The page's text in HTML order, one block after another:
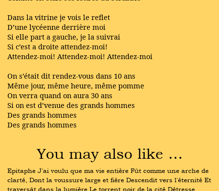
Dans la vitrine je vois le reflet
D’une lycéenne derrière moi
Si elle part a gauche, je la suivrai
Si c’est a droite attendez-moi!
Attendez-moi! Attendez-moi! Attendez-moi
On s’était dit rendez-vous dans 10 ans
Même jour, même heure, même pomme
On verra quand on aura 30 ans
Si on est d’venue des grands hommes
Des grands hommes
Des grands hommes
You may also like …
Epitaphe J'ai voulu que ma vie entière Fût comme une arche de
clarté, Dont la voussure large et fière Descendit vers l'éternité Et
traversât dans la lumière Le torrent noir de la cité Détresse